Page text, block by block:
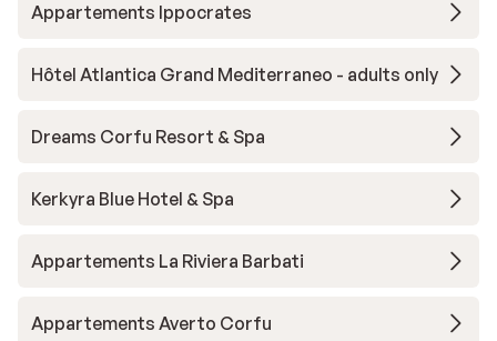
Appartements Ippocrates
Hôtel Atlantica Grand Mediterraneo - adults only
Dreams Corfu Resort & Spa
Kerkyra Blue Hotel & Spa
Appartements La Riviera Barbati
Appartements Averto Corfu